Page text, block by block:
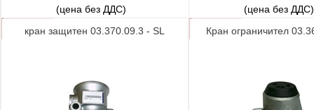
(цена без ДДС)
(цена без ДДС)
кран защитен 03.370.09.3 - SL
Кран ограничител